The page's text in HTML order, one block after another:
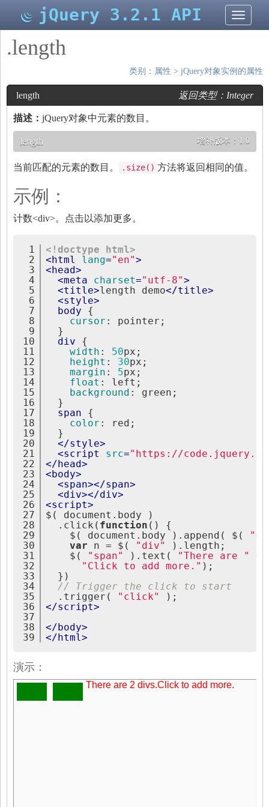
切
换
jQuery 3.2.1 API
.length
类别： 属性 > jQuery对象实例的属性
length 返回类型： Integer
描述： jQuery对象中元素的数目。
增补版本： 1.0
length
当前匹配的元素的数目。 .size() 方法将返回相同的值。
示例：
计数<div>。点击以添加更多。
1
2
3
4
5
6
7
8
9
10
11
12
13
14
15
16
17
18
19
20
21
22
23
24
25
26
27
28
29
30
31
32
33
34
35
36
37
38
39
<!doctype html>
<html lang="en">
<head>
<meta charset="utf-8">
<title>length demo</title>
<style>
body
{
cursor :
pointer;
}
div
{
width : 50px;
height : 30px;
margin : 5px;
float :
left;
background :
green;
}
span
{
color :
red;
}
</style>
<script src="https://
</head>
<body>
<span></span>
<div></div>
<script>
$( document.body )
  .click(
function () {
    $( document.body ).append( $(
var n = $( "div"
).length;
    $(
"span" ).text( "There are "
+
"Click to add more." );
  })
// Trigger the click to start
  .trigger(
"click"
);
</script>
</body>
</html>
演示：